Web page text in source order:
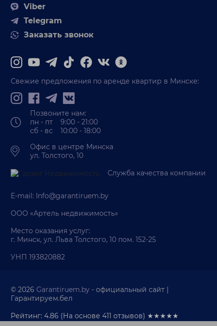
Viber
Telegram
Заказать звонок
Свежие предложения по аренде квартир в Минске:
Позвоните нам:
пн - пт 9:00 - 21:00
сб - вс 10:00 - 18:00
Офис в центре Минска
ул. Толстого, 10
Служба качества компании
E-mail: Info@garantiruem.by
ООО «Артель недвижимость»
Место оказания услуг:
г. Минск, ул. Льва Толстого, 10 пом. 152-25
УНП 193820882
© 2026Garantiruem.by - официальный сайт |
Гарантируем.бел
Рейтинг: 4.86 (На основе411 отзывов) ★★★★★